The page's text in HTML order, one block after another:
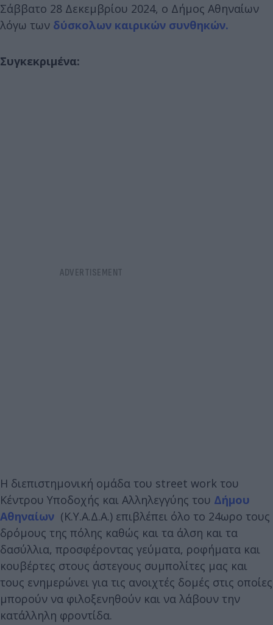
Σάββατο 28 Δεκεμβρίου 2024, ο Δήμος Αθηναίων
λόγω των δύσκολων καιρικών συνθηκών.
Συγκεκριμένα:
Η διεπιστημονική ομάδα του street work του
Κέντρου Υποδοχής και Αλληλεγγύης του Δήμου
Αθηναίων (Κ.Υ.Α.Δ.Α.) επιβλέπει όλο το 24ωρο τους
δρόμους της πόλης καθώς και τα άλση και τα
δασύλλια, προσφέροντας γεύματα, ροφήματα και
κουβέρτες στους άστεγους συμπολίτες μας και
τους ενημερώνει για τις ανοιχτές δομές στις οποίες
μπορούν να φιλοξενηθούν και να λάβουν την
κατάλληλη φροντίδα.